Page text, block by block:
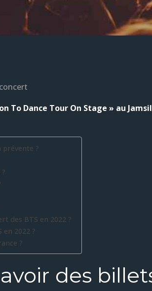
concert
To Dance Tour On Stage » au
?
des BTS en 2022 ?
en 2022 ?
?
des